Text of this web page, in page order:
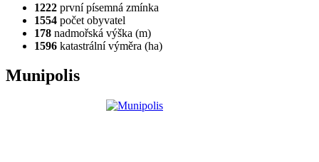
1222 první písemná zmínka
1554 počet obyvatel
178 nadmořská výška (m)
1596 katastrální výměra (ha)
Munipolis